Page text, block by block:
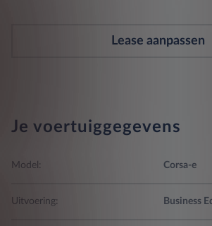
Lease aanpassen
Je voertuiggegevens
Model: Corsa-e
Uitvoering: Business